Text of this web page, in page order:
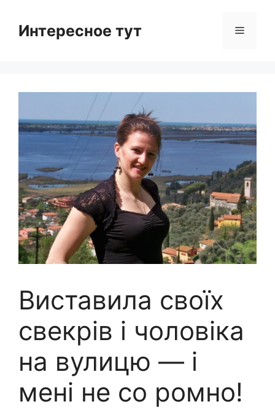
contentИнтересное тут Menu
Виставила своїх
свекрів і чоловіка
на вулицю — і
мені не со ромно!